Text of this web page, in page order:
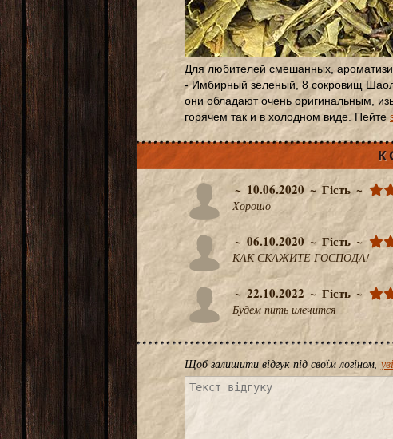
Для любителей смешанных,
- Имбирный зеленый, 8 сокровищ
они обладают очень оригинальным,
горячем так и в холодном виде. Пейте
10.06.2020 Гість
Хорошо
06.10.2020 Гість
КАК СКАЖИТЕ ГОСПОДА!
22.10.2022 Гість
Будем пить илечится
Щоб залишити відгук під своїм логіном,